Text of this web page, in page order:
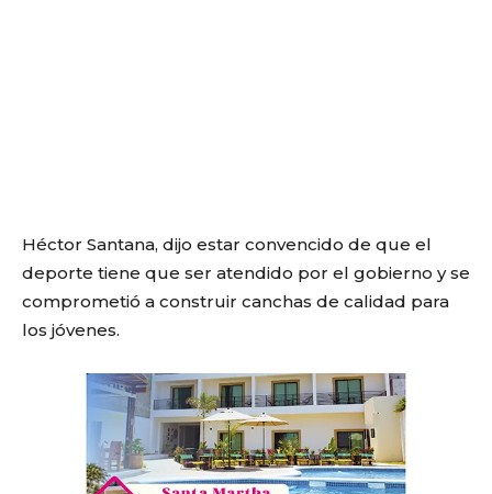
Héctor Santana, dijo estar convencido de que el
deporte tiene que ser atendido por el gobierno y se
comprometió a construir canchas de calidad para
los jóvenes.